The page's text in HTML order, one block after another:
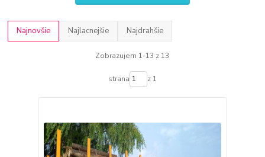
Najnovšie Najlacnejšie Najdrahšie
Zobrazujem 1-13 z 13
strana z 1